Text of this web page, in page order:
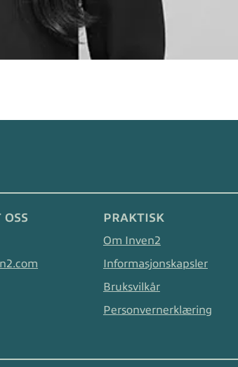
OSS PRAKTISK
Om Inven2
Informasjonskapsler
Bruksvilkår
Personvernerklæring